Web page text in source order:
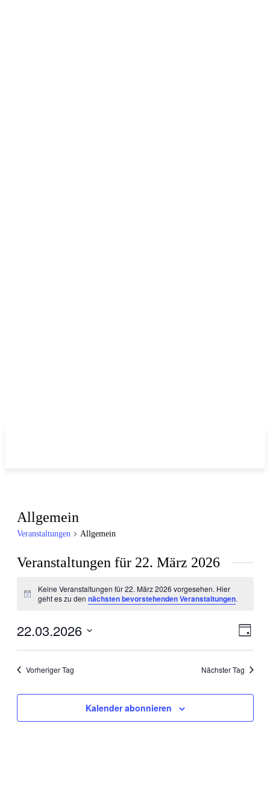
Allgemein
Veranstaltungen Allgemein
Veranstaltungen für 22. März 2026
Hinweis
Keine Veranstaltungen für 22. März 2026 vorgesehen. Hier
geht es zu dennächsten bevorstehenden Veranstaltungen.
Tag
22.03.2026
Vorheriger Tag
Nächster Tag
Kalender abonnieren